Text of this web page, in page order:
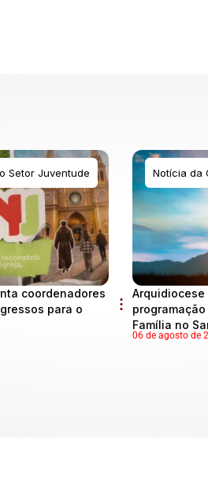
Setor Juventude
coordenadores
para o
Notícia da
Arquidiocese
Família no
06 de agosto de